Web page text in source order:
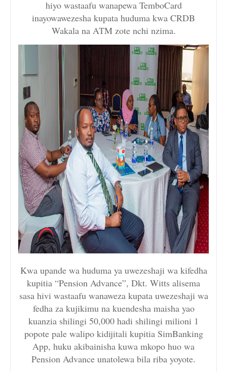
hiyo wastaafu wanapewa TemboCard
inayowawezesha kupata huduma kwa CRDB
Wakala na ATM zote nchi nzima.
Kwa upande wa huduma ya uwezeshaji wa kifedha
kupitia “Pension Advance”, Dkt. Witts alisema
sasa hivi wastaafu wanaweza kupata uwezeshaji wa
fedha za kujikimu na kuendesha maisha yao
kuanzia shilingi 50,000 hadi shilingi milioni 1
popote pale walipo kidijitali kupitia SimBanking
App, huku akibainisha kuwa mkopo huo wa
Pension Advance unatolewa bila riba yoyote.